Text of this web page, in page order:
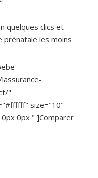
quelques clics et
prénatale les moins
"
size="10"
0px " ]Comparer